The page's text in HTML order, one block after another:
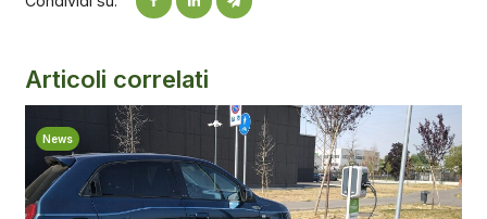
Articoli correlati
News